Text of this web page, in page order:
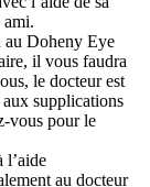
ami.
au Doheny Eye
il vous faudra
le docteur est
aux supplications
vous pour le
l’aide
au docteur